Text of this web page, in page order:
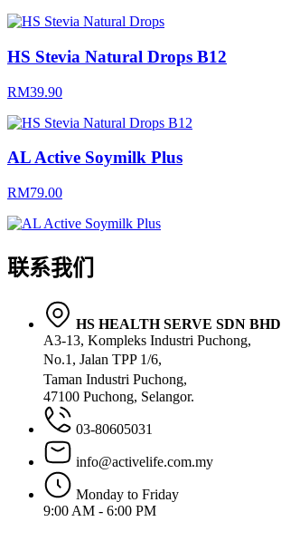
HS Stevia Natural Drops B12
RM39.90
AL Active Soymilk Plus
RM79.00
联系我们
HS HEALTH SERVE SDN BHD
A3-13, Kompleks Industri Puchong,
No.1, Jalan TPP 1/6,
Taman Industri Puchong,
47100 Puchong, Selangor.
03-80605031
info@activelife.com.my
Monday to Friday
9:00 AM - 6:00 PM